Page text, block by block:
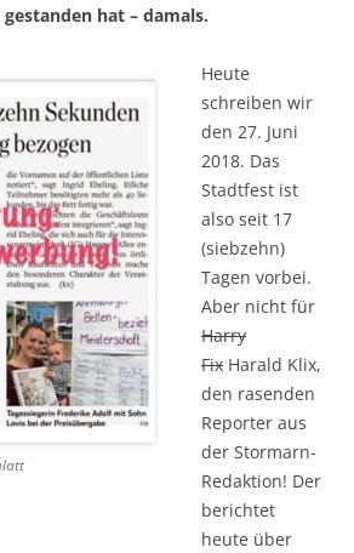
hat – damals.
Heute
schreiben wir
den 27. Juni
2018. Das
Stadtfest ist
also seit 17
(siebzehn)
Tagen vorbei.
Aber nicht für
Harry
Fix Harald Klix,
den rasenden
Reporter aus
der Stormarn-
Redaktion! Der
berichtet
heute über